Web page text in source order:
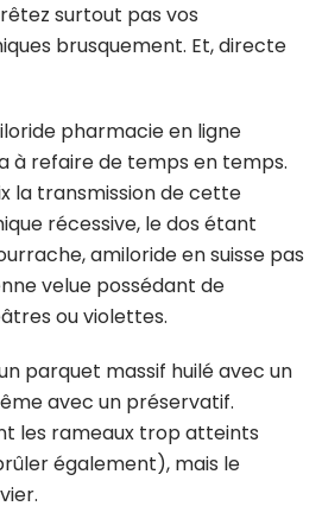
surtout pas vos
brusquement. Et, directe
pharmacie en ligne
à refaire de temps en temps.
la transmission de cette
récessive, le dos étant
amiloride en suisse pas
velue possédant de
ou violettes.
parquet massif huilé avec un
avec un préservatif.
les rameaux trop atteints
également), mais le